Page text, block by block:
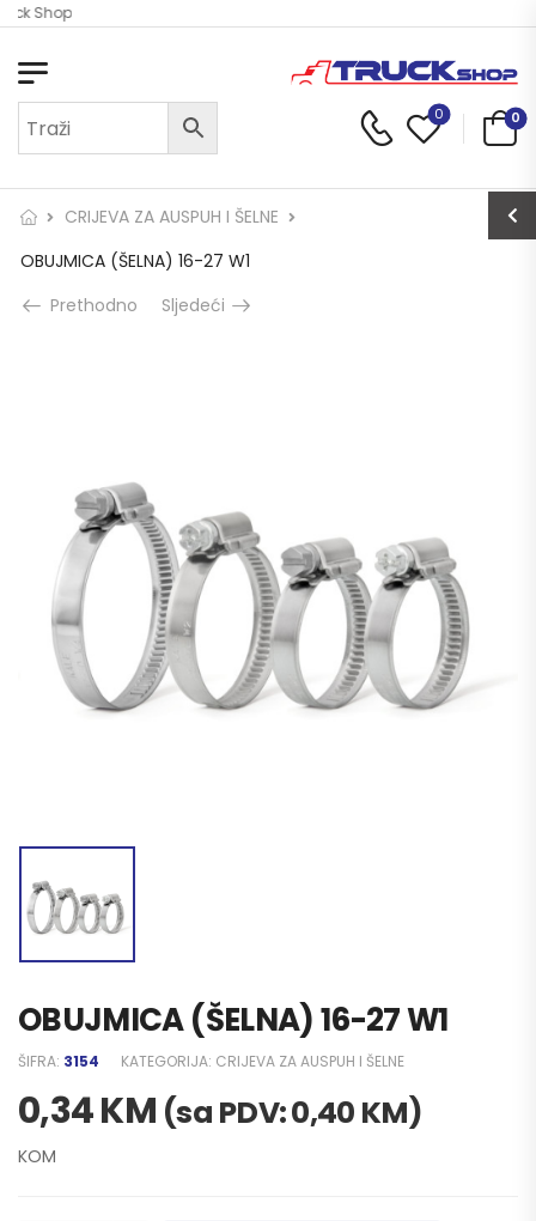
Shop
0 0
CRIJEVA ZA AUSPUH I ŠELNE
OBUJMICA (ŠELNA) 16-27 W1
Prethodno
Sljedeći
OBUJMICA (ŠELNA) 16-27 W1
ŠIFRA: 3154 KATEGORIJA: CRIJEVA ZA AUSPUH I ŠELNE
0,34KM (sa PDV:0,40 KM)
KOM